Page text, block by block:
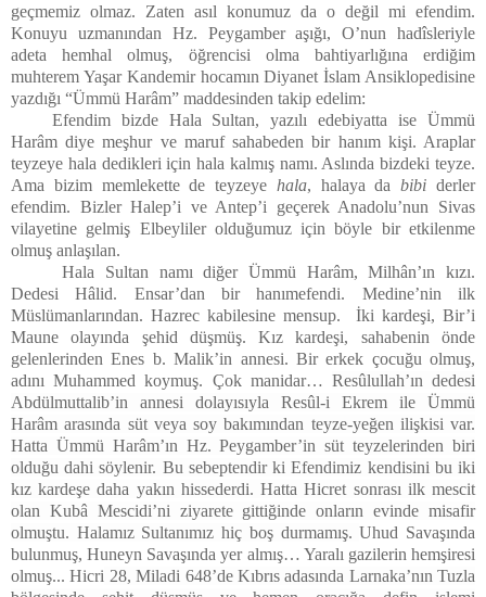
geçmemiz olmaz. Zaten asıl konumuz da o değil mi efendim.
Konuyu uzmanından Hz. Peygamber aşığı, O’nun hadîsleriyle
adeta hemhal olmuş, öğrencisi olma bahtiyarlığına erdiğim
muhterem Yaşar Kandemir hocamın Diyanet İslam Ansiklopedisine
yazdığı “Ümmü Harâm” maddesinden takip edelim:
Efendim bizde Hala Sultan, yazılı edebiyatta ise Ümmü
Harâm diye meşhur ve maruf sahabeden bir hanım kişi. Araplar
teyzeye hala dedikleri için hala kalmış namı. Aslında bizdeki teyze.
Ama bizim memlekette de teyzeye hala, halaya dabibi derler
efendim. Bizler Halep’i ve Antep’i geçerek Anadolu’nun Sivas
vilayetine gelmiş Elbeyliler olduğumuz için böyle bir etkilenme
olmuş anlaşılan.
Hala Sultan namı diğer Ümmü Harâm, Milhân’ın kızı.
Dedesi Hâlid. Ensar’dan bir hanımefendi. Medine’nin ilk
Müslümanlarından. Hazrec kabilesine mensup. İki kardeşi, Bir’i
Maune olayında şehid düşmüş. Kız kardeşi, sahabenin önde
gelenlerinden Enes b. Malik’in annesi. Bir erkek çocuğu olmuş,
adını Muhammed koymuş. Çok manidar… Resûlullah’ın dedesi
Abdülmuttalib’in annesi dolayısıyla Resûl-i Ekrem ile Ümmü
Harâm arasında süt veya soy bakımından teyze-yeğen ilişkisi var.
Hatta Ümmü Harâm’ın Hz. Peygamber’in süt teyzelerinden biri
olduğu dahi söylenir. Bu sebeptendir ki Efendimiz kendisini bu iki
kız kardeşe daha yakın hissederdi. Hatta Hicret sonrası ilk mescit
olan Kubâ Mescidi’ni ziyarete gittiğinde onların evinde misafir
olmuştu. Halamız Sultanımız hiç boş durmamış.Uhud Savaşında
bulunmuş, Huneyn Savaşında yer almış… Yaralı gazilerin hemşiresi
olmuş... Hicri 28, Miladi 648’de Kıbrıs adasında Larnaka’nın Tuzla